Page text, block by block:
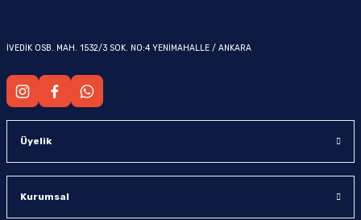
İVEDİK OSB. MAH. 1532/3 SOK. NO:4 YENİMAHALLE / ANKARA
Üyelik
Kurumsal